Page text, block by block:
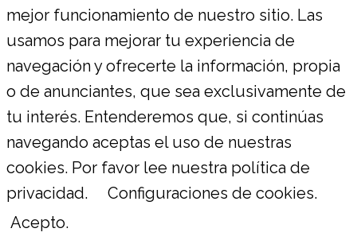
mejor funcionamiento de nuestro sitio. Las
usamos para mejorar tu experiencia de
navegación y ofrecerte la información, propia
o de anunciantes, que sea exclusivamente de
tu interés. Entenderemos que, si continúas
navegando aceptas el uso de nuestras
cookies. Por favor lee nuestra política de
privacidad.
Configuraciones de cookies.
Acepto.